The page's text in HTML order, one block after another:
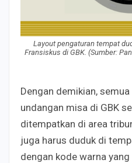
Layout pengaturan tempat
Fransiskus di GBK. (Sumber:
Dengan demikian,
undangan misa di GBK
ditempatkan di area
juga harus duduk di
dengan kode warna